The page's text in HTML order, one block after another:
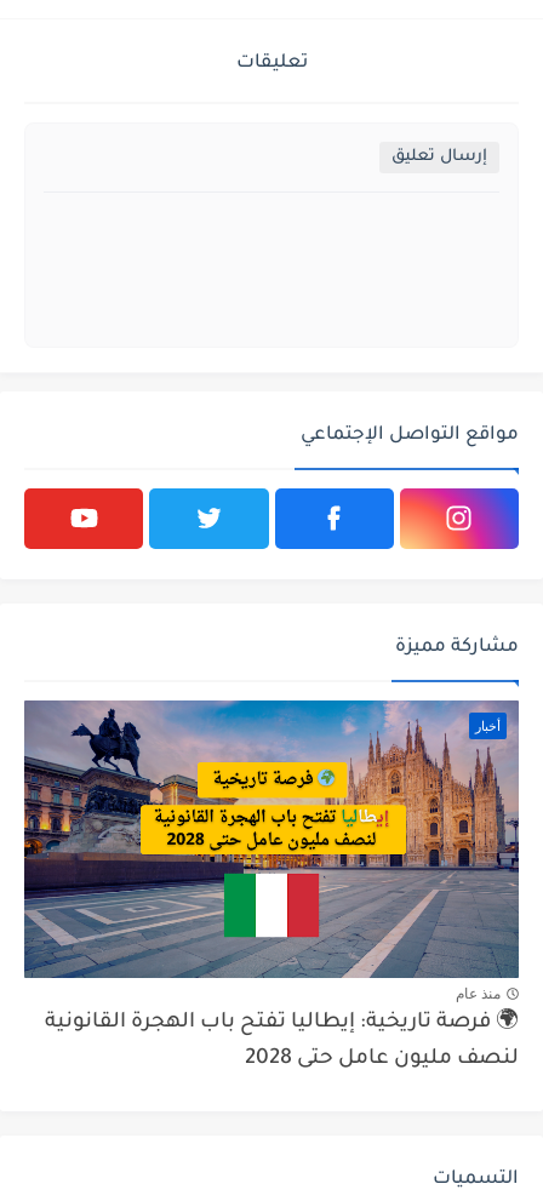
تعليقات
إرسال تعليق
مواقع التواصل الإجتماعي
مشاركة مميزة
أخبار
منذ عام
🌍 فرصة تاريخية: إيطاليا تفتح باب الهجرة القانونية
لنصف مليون عامل حتى 2028
التسميات